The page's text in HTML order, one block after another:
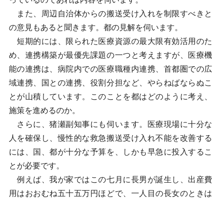
また、周辺自治体からの搬送受け入れを制限すべきと
の意見もあると聞きます。都の見解を伺います。
短期的には、限られた医療資源の最大限有効活用のた
め、連携構築が最優先課題の一つと考えますが、医療機
能の連携は、病院内での医療職種内連携、首都圏での広
域連携、国との連携、役割分担など、やらねばならぬこ
とが山積しています。このことを都はどのように考え、
施策を進めるのか。
さらに、猪瀬副知事にも伺います。医療現場に十分な
人を確保し、慢性的な救急搬送受け入れ不能を改善する
には、国、都が十分な予算を、しかも早急に投入するこ
とが必要です。
例えば、我が家ではこの七月に長男が誕生し、出産費
用はおおむね五十五万円ほどで、一人目の長女のときは